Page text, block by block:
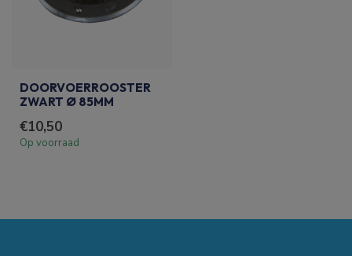
DOORVOERROOSTER
ZWART Ø 85MM
€10,50
Op voorraad